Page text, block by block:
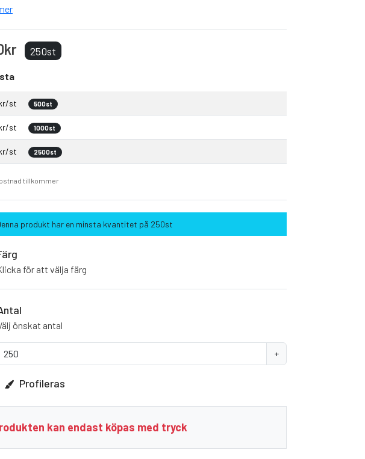
250st
st 500st
st 1000st
st 2500st
tillkommer
produkt har en minsta kvantitet på 250st
för att välja färg
önskat antal
+
Profileras
kan endast köpas med tryck